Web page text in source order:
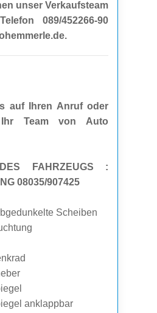
unser Verkaufsteam
089/452266-90
auf Ihren Anruf oder
Ihr Team von Auto
FAHRZEUGS :
08035/907425
Scheiben
anklappbar